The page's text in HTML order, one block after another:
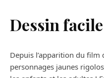
Dessin
Depuis l’apparition du film
personnages jaunes